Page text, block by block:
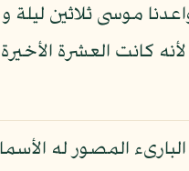
موسى ثلاثين ليلة
إما للتغليب أو لأنه كانت
المصور له